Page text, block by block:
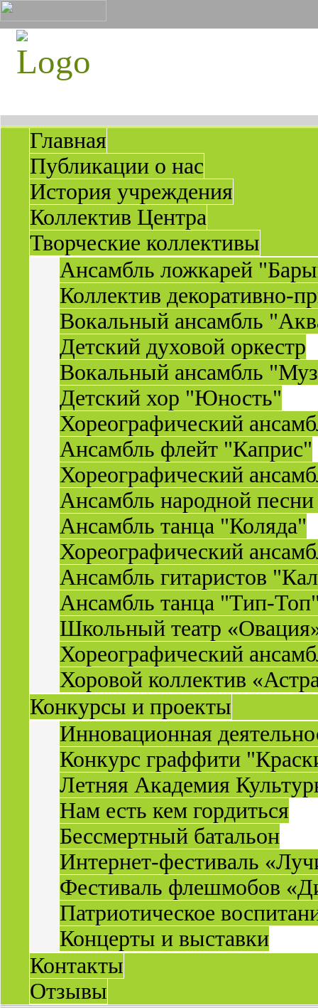
Главная
Публикации о нас
История учреждения
Коллектив Центра
Творческие коллективы
Ансамбль ложкарей
Коллектив декоративно-
Вокальный ансамбль
Детский духовой оркестр
Вокальный ансамбль
Детский хор "Юность"
Хореографический
Ансамбль флейт "Каприс"
Хореографический
Ансамбль народной
Ансамбль танца "Коляда"
Хореографический
Ансамбль гитаристов
Ансамбль танца "Тип-
Школьный театр
Хореографический
Хоровой коллектив
Конкурсы и проекты
Инновационная
Конкурс граффити
Летняя Академия
Нам есть кем гордиться
Бессмертный батальон
Интернет-фестиваль
Фестиваль флешмобов
Патриотическое
Концерты и выставки
Контакты
Отзывы